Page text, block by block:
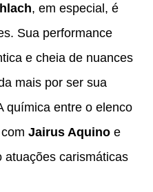
, em especial, é
Sua performance
e cheia de nuances
mais por ser sua
química entre o elenco
Jairus Aquino e
atuações carismáticas